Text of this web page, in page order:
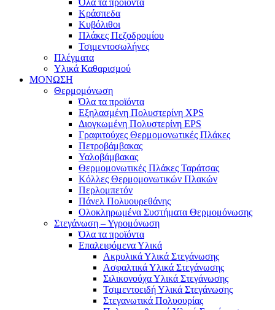
Κράσπεδα
Κυβόλιθοι
Πλάκες Πεζοδρομίου
Τσιμεντοσωλήνες
Πλέγματα
Υλικά Καθαρισμού
ΜΟΝΩΣΗ
Θερμομόνωση
Όλα τα προϊόντα
Εξηλασμένη Πολυστερίνη XPS
Διογκωμένη Πολυστερίνη EPS
Γραφιτούχες Θερμομονωτικές Πλάκες
Πετροβάμβακας
Υαλοβάμβακας
Θερμομονωτικές Πλάκες Ταράτσας
Κόλλες Θερμομονωτικών Πλακών
Περλομπετόν
Πάνελ Πολυουρεθάνης
Ολοκληρωμένα Συστήματα Θερμομόνωσης
Στεγάνωση – Υγρομόνωση
Όλα τα προϊόντα
Επαλειφόμενα Υλικά
Ακρυλικά Υλικά Στεγάνωσης
Ασφαλτικά Υλικά Στεγάνωσης
Σιλικονούχα Υλικά Στεγάνωσης
Τσιμεντοειδή Υλικά Στεγάνωσης
Στεγανωτικά Πολυουρίας